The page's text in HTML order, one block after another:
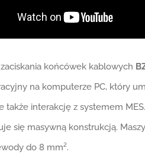
końcówek kablowych
na komputerze PC, który
także interakcję z systemem MES.
się masywną konstrukcją.
do 8 mm².